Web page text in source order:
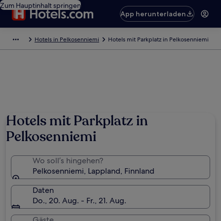
Zum Hauptinhalt springen
App herunterladen
Hotels in Pelkosenniemi Hotels mit Parkplatz in Pelkosenniemi
Hotels mit Parkplatz in
Pelkosenniemi
Wo soll’s hingehen?
Pelkosenniemi, Lappland, Finnland
Daten
Do., 20. Aug. - Fr., 21. Aug.